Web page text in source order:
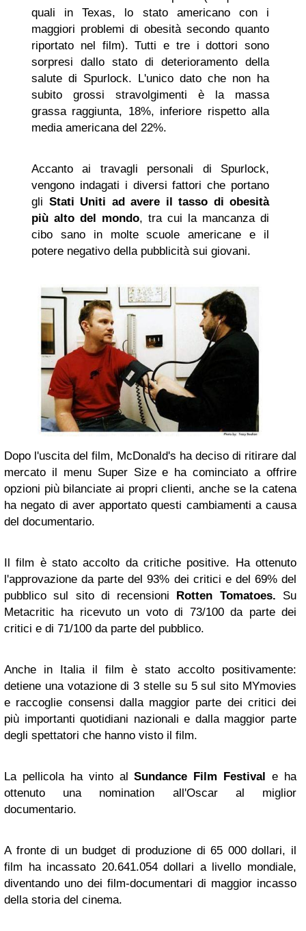
quali in Texas, lo stato americano con i
maggiori problemi di obesità secondo quanto
riportato nel film). Tutti e tre i dottori sono
sorpresi dallo stato di deterioramento della
salute di Spurlock. L'unico dato che non ha
subito grossi stravolgimenti è la massa
grassa raggiunta, 18%, inferiore rispetto alla
media americana del 22%.
Accanto ai travagli personali di Spurlock,
vengono indagati i diversi fattori che portano
gli Stati Uniti ad avere il tasso di obesità
più alto del mondo, tra cui la mancanza di
cibo sano in molte scuole americane e il
potere negativo della pubblicità sui giovani.
Dopo l'uscita del film, McDonald's ha deciso di ritirare dal
mercato il menu Super Size e ha cominciato a offrire
opzioni più bilanciate ai propri clienti, anche se la catena
ha negato di aver apportato questi cambiamenti a causa
del documentario.
Il film è stato accolto da critiche positive. Ha ottenuto
l'approvazione da parte del 93% dei critici e del 69% del
pubblico sul sito di recensioni
Rotten Tomatoes. Su
Metacritic ha ricevuto un voto di 73/100 da parte dei
critici e di 71/100 da parte del pubblico.
Anche in Italia il film è stato accolto positivamente:
detiene una votazione di 3 stelle su 5 sul sito MYmovies
e raccoglie consensi dalla maggior parte dei critici dei
più importanti quotidiani nazionali e dalla maggior parte
degli spettatori che hanno visto il film.
La pellicola ha vinto alSundance Film Festival
e ha
ottenuto una nomination all'Oscar al miglior
documentario.
A fronte di un budget di produzione di 65 000 dollari, il
film ha incassato 20.641.054 dollari a livello mondiale,
diventando uno dei film-documentari di maggior incasso
della storia del cinema.